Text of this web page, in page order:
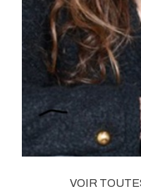
VOIR